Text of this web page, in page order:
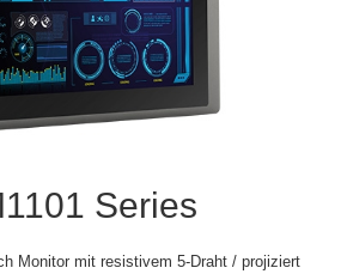
Series
Monitor mit resistivem 5-Draht / projiziert